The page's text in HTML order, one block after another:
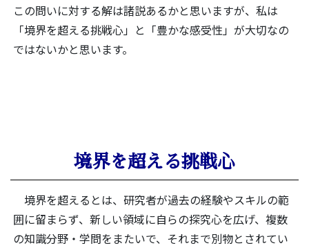
この問いに対する解は諸説あるかと思いますが、私は
「境界を超える挑戦心」と「豊かな感受性」が大切なの
ではないかと思います。
境界を超える挑戦心
境界を超えるとは、研究者が過去の経験やスキルの範
囲に留まらず、新しい領域に自らの探究心を広げ、複数
の知識分野・学問をまたいで、それまで別物とされてい